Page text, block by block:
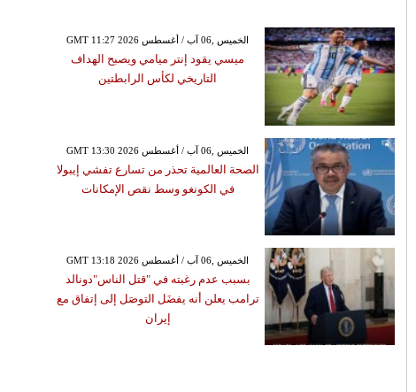
GMT 11:27 2026 الخميس ,06 آب / أغسطس
ميسي يقود إنتر ميامي ويصبح الهداف
التاريخي لكأس الرابطتين
GMT 13:30 2026 الخميس ,06 آب / أغسطس
الصحة العالمية تحذر من تسارع تفشي إيبولا
في الكونغو وسط نقص الإمكانات
GMT 13:18 2026 الخميس ,06 آب / أغسطس
بسبب عدم رغبته في "قتل الناس"دونالد
ترامب يعلن أنه يفضَل التوصَل إلى إتفاق مع
إيران